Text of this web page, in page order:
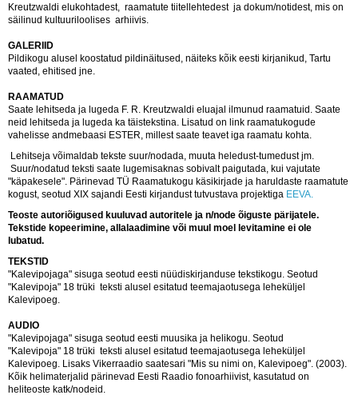
Kreutzwaldi elukohtadest, raamatute tiitellehtedest ja dokum/notidest, mis on
säilinud kultuuriloolises arhiivis.
GALERIID
Pildikogu alusel koostatud pildinäitused, näiteks kõik eesti kirjanikud, Tartu
vaated, ehitised jne.
RAAMATUD
Saate lehitseda ja lugeda F. R. Kreutzwaldi eluajal ilmunud raamatuid. Saate
neid lehitseda ja lugeda ka täistekstina. Lisatud on link raamatukogude
vahelisse andmebaasi ESTER, millest saate teavet iga raamatu kohta.
Lehitseja võimaldab tekste suur/nodada, muuta heledust-tumedust jm.
Suur/nodatud teksti saate lugemisaknas sobivalt paigutada, kui vajutate
"käpakesele". Pärinevad TÜ Raamatukogu käsikirjade ja haruldaste raamatute
kogust, seotud XIX sajandi Eesti kirjandust tutvustava projektiga EEVA.
Teoste autoriõigused kuuluvad autoritele ja n/node õiguste pärijatele.
Tekstide kopeerimine, allalaadimine või muul moel levitamine ei ole
lubatud.
TEKSTID
"Kalevipojaga" sisuga seotud eesti nüüdiskirjanduse tekstikogu. Seotud
"Kalevipoja" 18 trüki teksti alusel esitatud teemajaotusega leheküljel
Kalevipoeg.
AUDIO
"Kalevipojaga" sisuga seotud eesti muusika ja helikogu. Seotud
"Kalevipoja" 18 trüki teksti alusel esitatud teemajaotusega leheküljel
Kalevipoeg. Lisaks Vikerraadio saatesari "Mis su nimi on, Kalevipoeg". (2003).
Kõik helimaterjalid pärinevad Eesti Raadio fonoarhiivist, kasutatud on
heliteoste katk/nodeid.